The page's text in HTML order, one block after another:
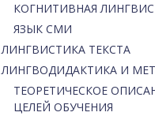
КОГНИТИВНАЯ
ЯЗЫК СМИ
ЛИНГВИСТИКА ТЕКСТА
ЛИНГВОДИДАКТИКА И
ТЕОРЕТИЧЕСКОЕ
ЦЕЛЕЙ ОБУЧЕНИЯ